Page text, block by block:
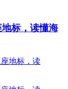
标，读懂海